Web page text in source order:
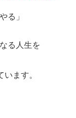
る」
る人生を
ます。